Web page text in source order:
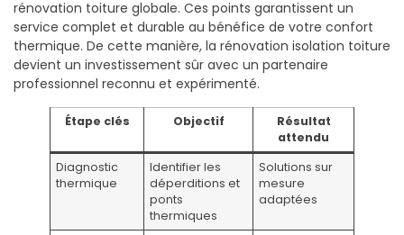
rénovation toiture globale. Ces points garantissent un
service complet et durable au bénéfice de votre confort
thermique. De cette manière, la rénovation isolation toiture
devient un investissement sûr avec un partenaire
professionnel reconnu et expérimenté.
Étape clés Objectif
Résultat
attendu
Diagnostic
thermique
Identifier les
déperditions et
ponts
thermiques
Solutions sur
mesure
adaptées